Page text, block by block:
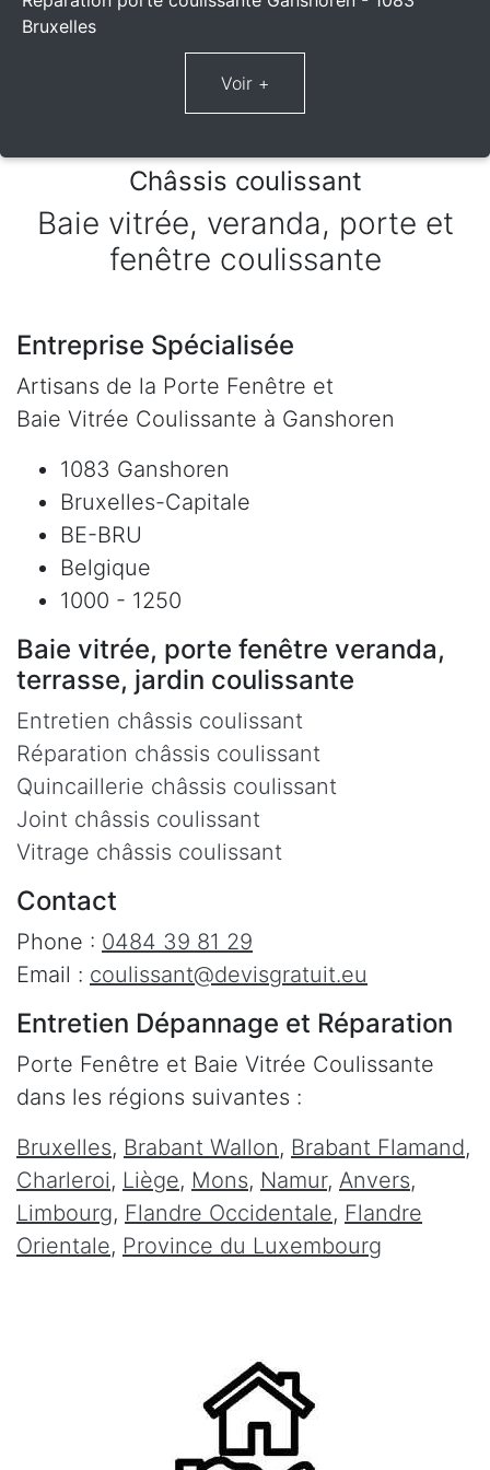
Bruxelles
Châssis coulissant
Baie vitrée, veranda, porte et
fenêtre coulissante
Entreprise Spécialisée
Artisans de la Porte Fenêtre et
Baie Vitrée Coulissante à Ganshoren
1083 Ganshoren
Bruxelles-Capitale
BE-BRU
Belgique
1000 - 1250
Baie vitrée, porte fenêtre veranda,
terrasse, jardin coulissante
Entretien châssis coulissant
Réparation châssis coulissant
Quincaillerie châssis coulissant
Joint châssis coulissant
Vitrage châssis coulissant
Contact
Phone : 0484 39 81 29
Email : coulissant@devisgratuit.eu
Entretien Dépannage et Réparation
Porte Fenêtre et Baie Vitrée Coulissante
dans les régions suivantes :
Bruxelles, Brabant Wallon, Brabant Flamand,
Charleroi, Liège, Mons, Namur, Anvers,
Limbourg, Flandre Occidentale, Flandre
Orientale, Province du Luxembourg